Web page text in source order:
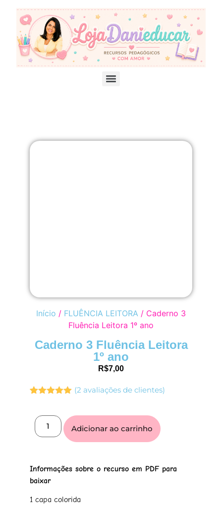
Início / FLUÊNCIA LEITORA / Caderno 3
Fluência Leitora 1º ano
Caderno 3 Fluência Leitora
1º ano
R$7,00
de 5, com
baseado
em
(2 avaliações de clientes)
Adicionar ao carrinho
Informações sobre o recurso em PDF para
baixar
1 capa colorida